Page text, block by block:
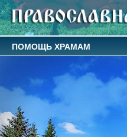
ПОМОЩЬ ХРАМАМ